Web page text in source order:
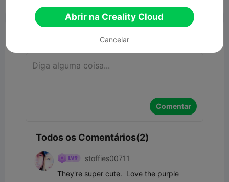
Denunciar 5  2
Comentar
Todos os Comentários(2)
stoffies00711
They're super cute.  Love the purple
Abrir na Creality Cloud
Cancelar